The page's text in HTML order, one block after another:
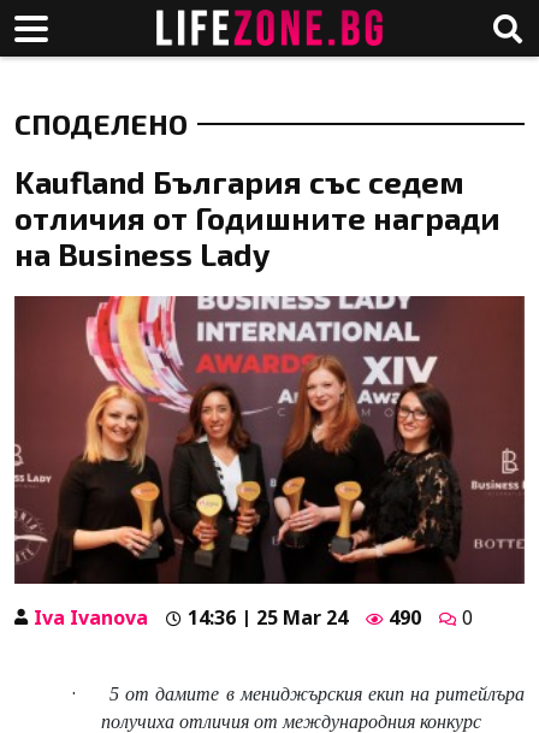
СПОДЕЛЕНО
Kaufland България със седем
отличия от Годишните награди
на Business Lady
Iva Ivanova 14:36 | 25 Mar 24 490 0
·
5 от дамите в мениджърския екип на ритейлъра
получиха отличия от международния конкурс